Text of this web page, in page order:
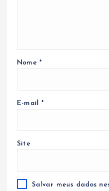
Nome *
E-mail*
Site
Salvar meus dados